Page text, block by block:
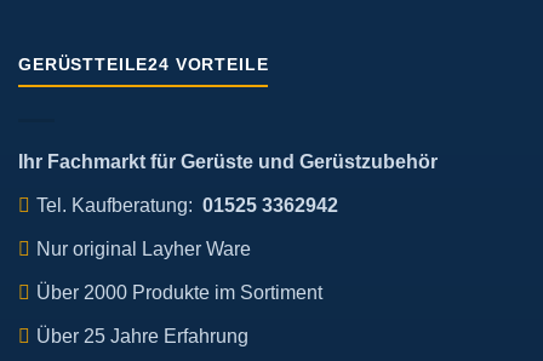
GERÜSTTEILE24 VORTEILE
Ihr Fachmarkt für Gerüste und Gerüstzubehör
Tel. Kaufberatung: 01525 3362942
Nur original Layher Ware
Über 2000 Produkte im Sortiment
Über 25 Jahre Erfahrung